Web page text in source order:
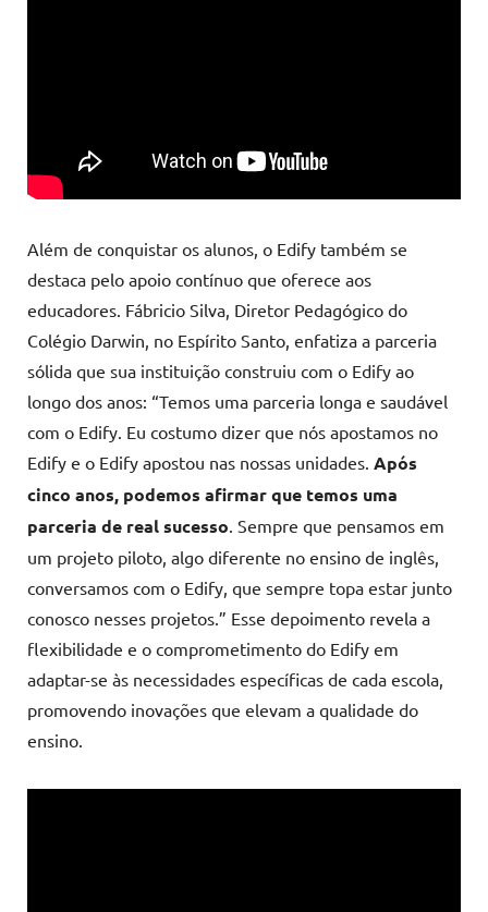
Além de conquistar os alunos, o Edify também se
destaca pelo apoio contínuo que oferece aos
educadores. Fábricio Silva, Diretor Pedagógico do
Colégio Darwin, no Espírito Santo, enfatiza a parceria
sólida que sua instituição construiu com o Edify ao
longo dos anos: “Temos uma parceria longa e saudável
com o Edify. Eu costumo dizer que nós apostamos no
Edify e o Edify apostou nas nossas unidades. Após
cinco anos, podemos afirmar que temos uma
parceria de real sucesso. Sempre que pensamos em
um projeto piloto, algo diferente no ensino de inglês,
conversamos com o Edify, que sempre topa estar junto
conosco nesses projetos.” Esse depoimento revela a
flexibilidade e o comprometimento do Edify em
adaptar-se às necessidades específicas de cada escola,
promovendo inovações que elevam a qualidade do
ensino.